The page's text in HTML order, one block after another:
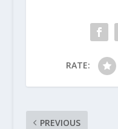
RATE:
PREVIOUS